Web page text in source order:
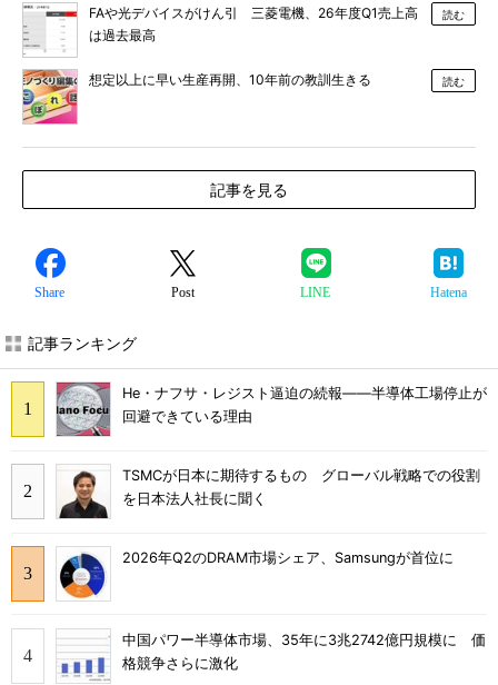
FAや光デバイスがけん引 三菱電機、26年度Q1売上高
は過去最高
読む
想定以上に早い生産再開、10年前の教訓生きる 読む
記事を見る
Share Post LINE Hatena
記事ランキング
He・ナフサ・レジスト逼迫の続報――半導体工場停止が
回避できている理由
TSMCが日本に期待するもの グローバル戦略での役割
を日本法人社長に聞く
2026年Q2のDRAM市場シェア、Samsungが首位に
中国パワー半導体市場、35年に3兆2742億円規模に 価
格競争さらに激化